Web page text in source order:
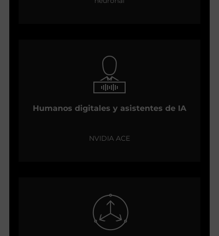
Humanos digitales y asistentes de IA
NVIDIA ACE